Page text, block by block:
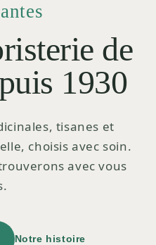
de
1930
tisanes et
choisis avec soin.
avec vous
Notre histoire